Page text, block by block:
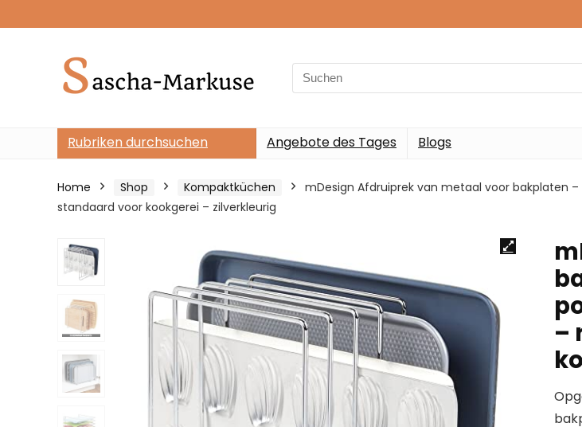
Search
for:
Rubriken durchsuchen Angebote des Tages Blogs
Home Shop Kompaktküchen
mDesign Afdruiprek van metaal voor bakplaten
standaard voor kookgerei – zilverkleurig
–